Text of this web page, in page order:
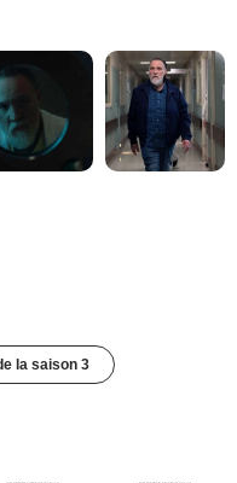
la saison 3